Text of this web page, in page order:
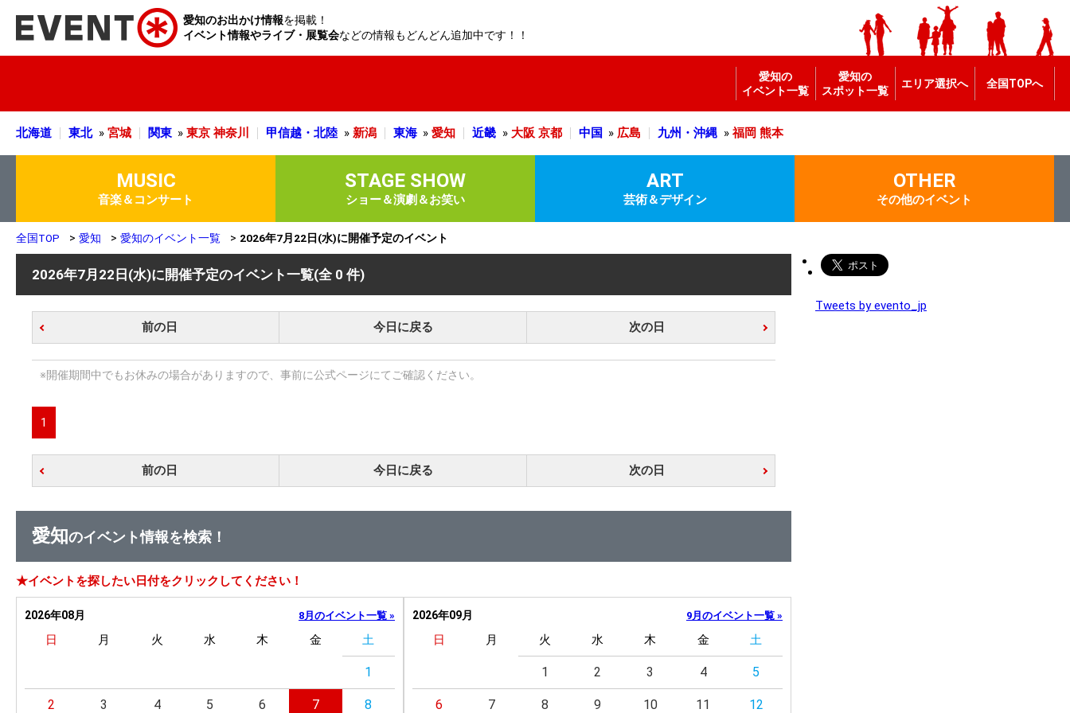
愛知のお出かけ情報を掲載！
イベント情報やライブ・展覧会などの情報もどんどん追加中です！！
愛知の
イベント一覧
愛知の
スポット一覧
エリア選択へ 全国TOPへ
北海道 東北 » 宮城 関東 » 東京 神奈川 甲信越・北陸 » 新潟 東海 » 愛知 近畿 » 大阪 京都 中国 » 広島 九州・沖縄 » 福岡 熊本
MUSIC
音楽＆コンサート
STAGE SHOW
ショー＆演劇＆お笑い
ART
芸術＆デザイン
OTHER
その他のイベント
全国TOP 愛知 愛知のイベント一覧 2026年7月22日(水)に開催予定のイベント
2026年7月22日(水)に開催予定のイベント一覧(全 0 件)
前の日 今日に戻る 次の日
※開催期間中でもお休みの場合がありますので、事前に公式ページにてご確認ください。
1
前の日 今日に戻る 次の日
愛知のイベント情報を検索！
★イベントを探したい日付をクリックしてください！
2026年08月 8月のイベント一覧 »
日 月 火 水 木 金 土
1
2 3 4 5 6 7 8
2026年09月 9月のイベント一覧 »
日 月 火 水 木 金 土
1 2 3 4 5
6 7 8 9 10 11 12
Tweets by evento_jp